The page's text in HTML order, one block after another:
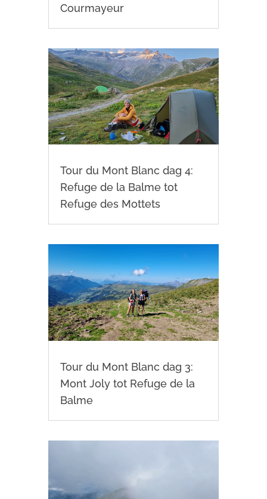
Courmayeur
Tour du Mont Blanc dag 4:
Refuge de la Balme tot
Refuge des Mottets
Tour du Mont Blanc dag 3:
Mont Joly tot Refuge de la
Balme